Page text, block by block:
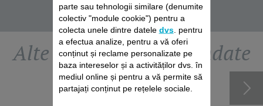
Alte accesorii recomandate
parte sau tehnologii similare (denumite
colectiv "module cookie") pentru a
colecta unele dintre datele dvs. pentru
a efectua analize, pentru a vă oferi
conținut și reclame personalizate pe
baza intereselor și a activităților dvs. în
mediul online și pentru a vă permite să
partajați conținut pe rețelele sociale.